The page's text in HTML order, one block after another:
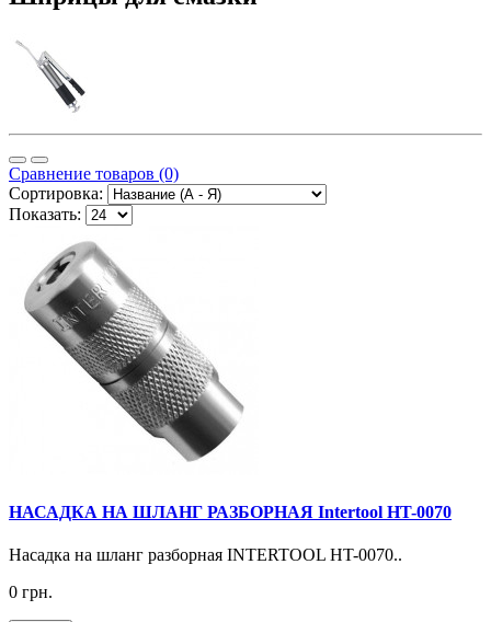
Сравнение товаров (0)
Сортировка:
Показать:
НАСАДКА НА ШЛАНГ РАЗБОРНАЯ Intertool HT-0070
Насадка на шланг разборная INTERTOOL HT-0070..
0 грн.